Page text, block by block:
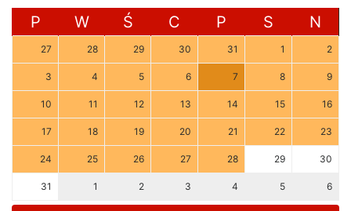
P W Ś C P S N
27 28 29 30 31 1 2
3 4 5 6 7 8 9
10 11 12 13 14 15 16
17 18 19 20 21 22 23
24 25 26 27 28 29 30
31 1 2 3 4 5 6